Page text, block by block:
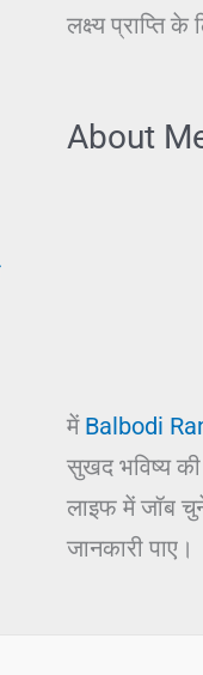
लक्ष्य प्राप्ति के
About
में Balbodi
सुखद भविष्य
लाइफ में जॉब
जानकारी पाए।